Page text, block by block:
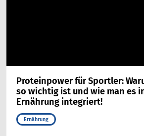
Proteinpower für Sportler:
so wichtig ist und wie man es
Ernährung integriert!
Ernährung